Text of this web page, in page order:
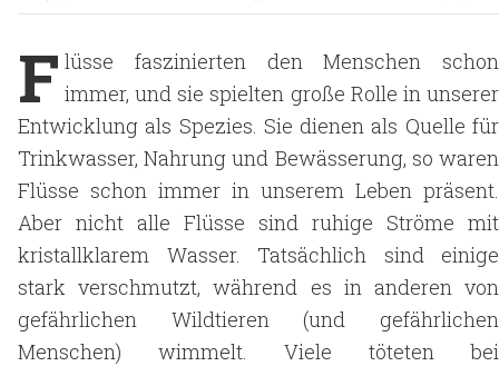
F lüsse faszinierten den Menschen schon
immer, und sie spielten große Rolle in unserer
Entwicklung als Spezies. Sie dienen als Quelle für
Trinkwasser, Nahrung und Bewässerung, so waren
Flüsse schon immer in unserem Leben präsent.
Aber nicht alle Flüsse sind ruhige Ströme mit
kristallklarem Wasser. Tatsächlich sind einige
stark verschmutzt, während es in anderen von
gefährlichen Wildtieren (und gefährlichen
Menschen) wimmelt. Viele töteten bei